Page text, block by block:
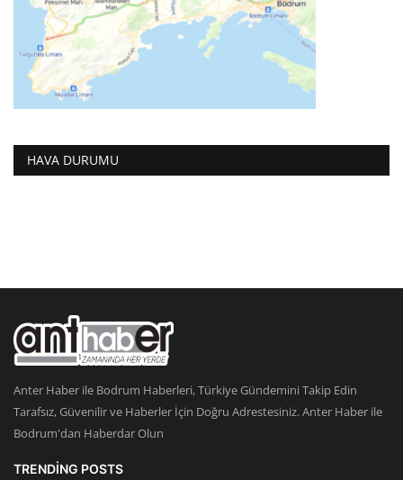
HAVA DURUMU
Anter Haber ile Bodrum Haberleri, Türkiye Gündemini Takip Edin
Tarafsız, Güvenilir ve Haberler İçin Doğru Adrestesiniz. Anter Haber ile
Bodrum'dan Haberdar Olun
TRENDING POSTS